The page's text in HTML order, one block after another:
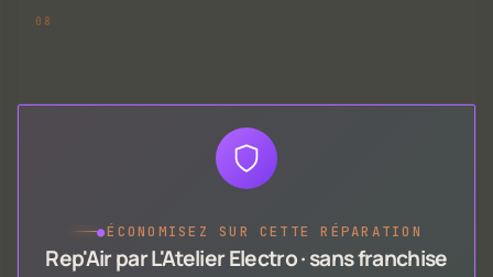
●ÉCONOMISEZ SUR CETTE RÉPARATION
Rep'Air par L'Atelier Electro · sans franchise